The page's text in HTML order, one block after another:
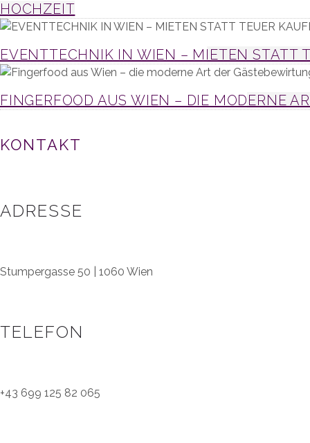
HOCHZEIT
EVENTTECHNIK IN WIEN – MIETEN STATT
FINGERFOOD AUS WIEN – DIE MODERNE
KONTAKT
ADRESSE
Stumpergasse 50 | 1060 Wien
TELEFON
+43 699 125 82 065